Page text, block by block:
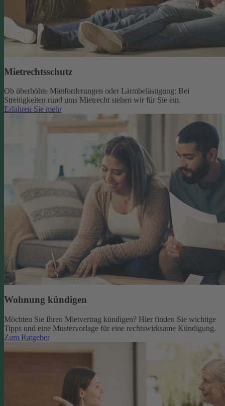
Mietrechtsschutz
Ob überhöhte Mietforderungen oder Lärmbelästigung: Bei
Streitigkeiten rund ums Mietrecht stehen wir für Sie ein.
Erfahren Sie mehr
Wohnung kündigen
Möchten Sie Ihren Mietvertrag kündigen? Hier finden Sie wichtige
Tipps und eine Mustervorlage für eine rechtswirksame Kündigung.
Zum Ratgeber